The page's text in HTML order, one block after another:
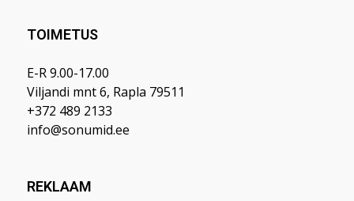
TOIMETUS
E-R 9.00-17.00
Viljandi mnt 6, Rapla 79511
+372 489 2133
info@sonumid.ee
REKLAAM